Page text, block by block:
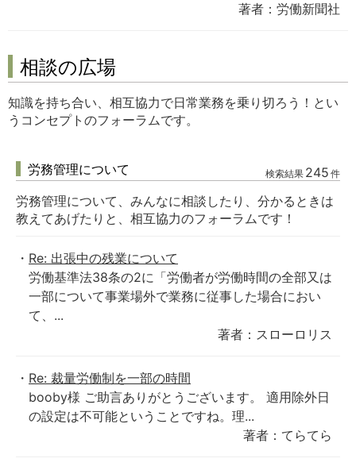
著者：労働新聞社
相談の広場
知識を持ち合い、相互協力で日常業務を乗り切ろう！とい
うコンセプトのフォーラムです。
労務管理について 検索結果 245 件
労務管理について、みんなに相談したり、分かるときは
教えてあげたりと、相互協力のフォーラムです！
Re: 出張中の残業について
労働基準法38条の2に「労働者が労働時間の全部又は
一部について事業場外で業務に従事した場合におい
て、...
著者：スローロリス
Re: 裁量労働制を一部の時間
booby様 ご助言ありがとうございます。 適用除外日
の設定は不可能ということですね。理...
著者：てらてら